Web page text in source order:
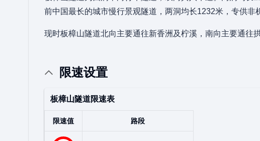
前中国最长的城市慢行景观隧道，两洞均长1232米，专供非
现时板樟山隧道北向主要通往新香洲及柠溪，南向主要通往
限速设置
板樟山隧道限速表
限速值 路段